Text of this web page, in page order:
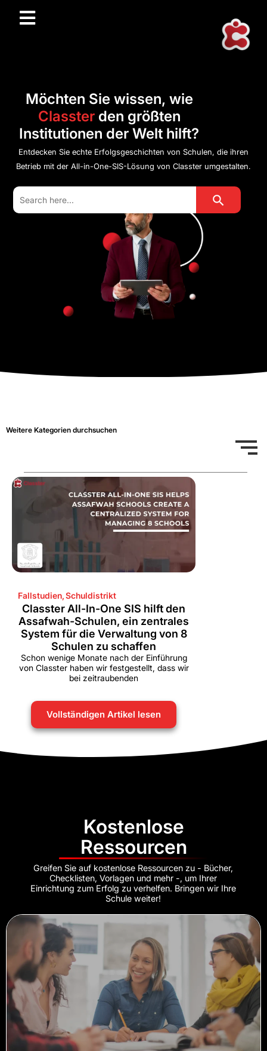
Möchten Sie wissen, wie
Classterden größten
Institutionen der Welt hilft?
Entdecken Sie echte Erfolgsgeschichten von Schulen, die ihren
Betrieb mit der All-in-One-SIS-Lösung von Classter umgestalten.
Search
for:
Search Button
Weitere Kategorien durchsuchen
Fallstudien,Schuldistrikt
Classter All-In-One SIS hilft den
Assafwah-Schulen, ein zentrales
System für die Verwaltung von 8
Schulen zu schaffen
Schon wenige Monate nach der Einführung
von Classter haben wir festgestellt, dass wir
bei zeitraubenden
Vollständigen Artikel lesen
Kostenlose
Ressourcen
Greifen Sie auf kostenlose Ressourcen zu - Bücher,
Checklisten, Vorlagen und mehr -, um Ihrer
Einrichtung zum Erfolg zu verhelfen. Bringen wir Ihre
Schule weiter!